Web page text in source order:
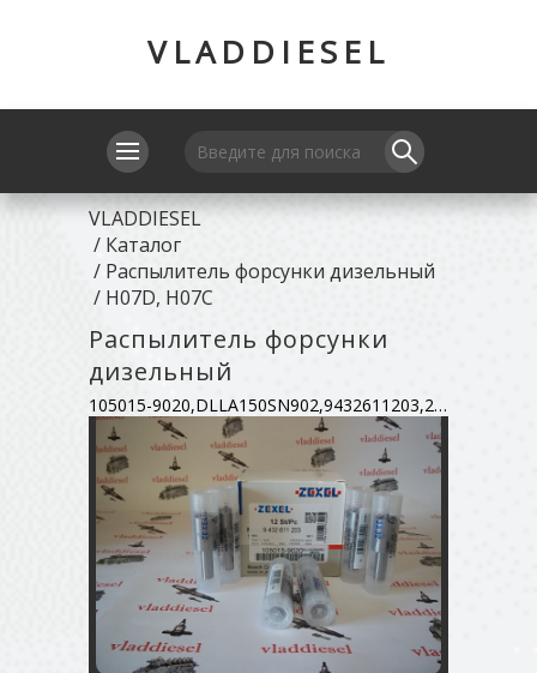
VLADDIESEL
VLADDIESEL
/ Каталог
/ Распылитель форсунки дизельный
/ H07D, H07C
Распылитель форсунки
дизельный
105015-9020,DLLA150SN902,9432611203,23640-2040A